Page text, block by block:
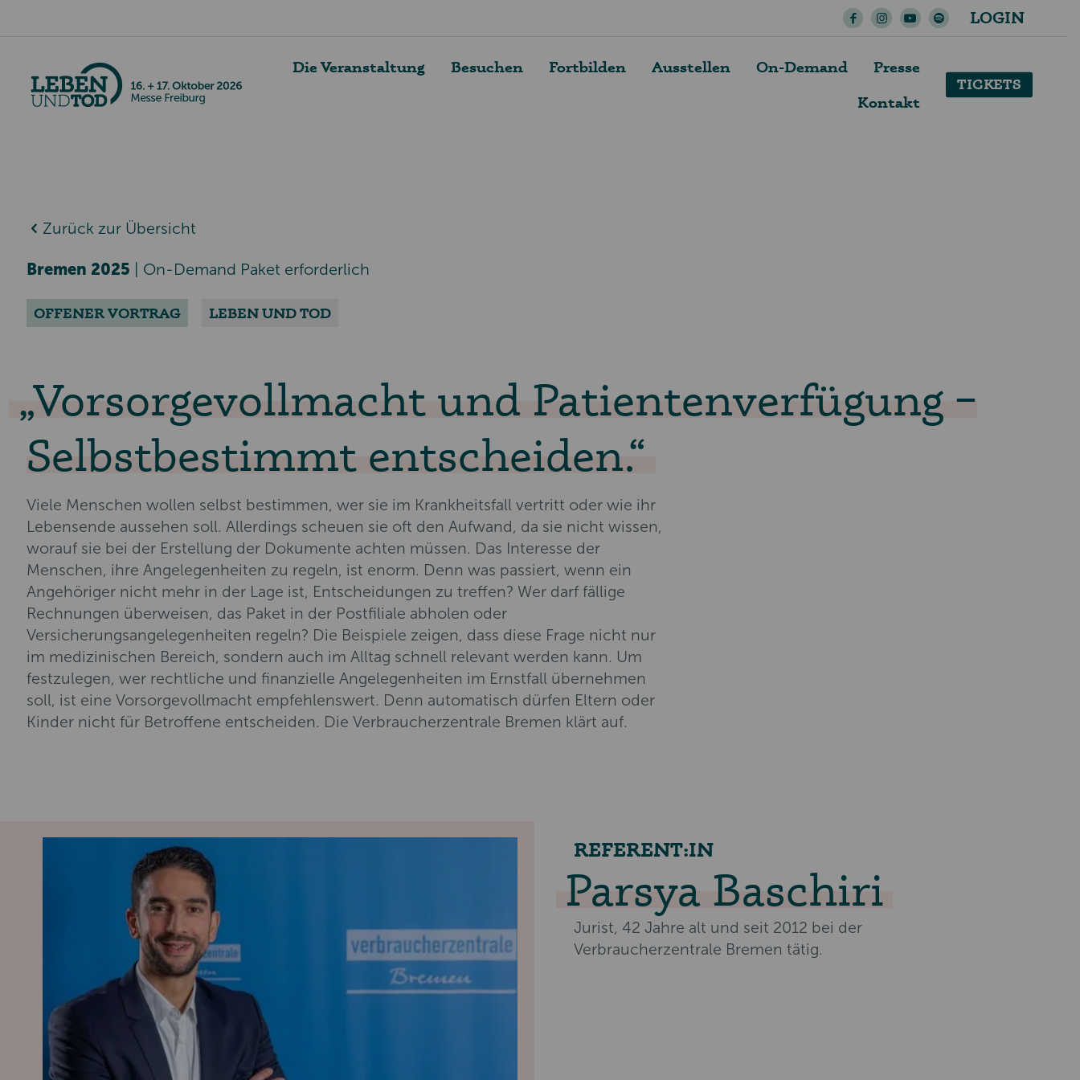
LOGIN
Die Veranstaltung Besuchen Fortbilden Ausstellen On-Demand
Presse
Kontakt
TICKETS
Zurück zur Übersicht
Bremen 2025 On-Demand Paket erforderlich
OFFENER VORTRAG LEBEN UND TOD
Vorsorgevollmacht und Patientenverfügung –
Selbstbestimmt entscheiden.
Viele Menschen wollen selbst bestimmen, wer sie im Krankheitsfall vertritt oder wie ihr
Lebensende aussehen soll. Allerdings scheuen sie oft den Aufwand, da sie nicht wissen,
worauf sie bei der Erstellung der Dokumente achten müssen. Das Interesse der
Menschen, ihre Angelegenheiten zu regeln, ist enorm. Denn was passiert, wenn ein
Angehöriger nicht mehr in der Lage ist, Entscheidungen zu treffen? Wer darf fällige
Rechnungen überweisen, das Paket in der Postfiliale abholen oder
Versicherungsangelegenheiten regeln? Die Beispiele zeigen, dass diese Frage nicht nur
im medizinischen Bereich, sondern auch im Alltag schnell relevant werden kann. Um
festzulegen, wer rechtliche und finanzielle Angelegenheiten im Ernstfall übernehmen
soll, ist eine Vorsorgevollmacht empfehlenswert. Denn automatisch dürfen Eltern oder
Kinder nicht für Betroffene entscheiden. Die Verbraucherzentrale Bremen klärt auf.
REFERENT:IN
Parsya Baschiri
Jurist, 42 Jahre alt und seit 2012 bei der
Verbraucherzentrale Bremen tätig.